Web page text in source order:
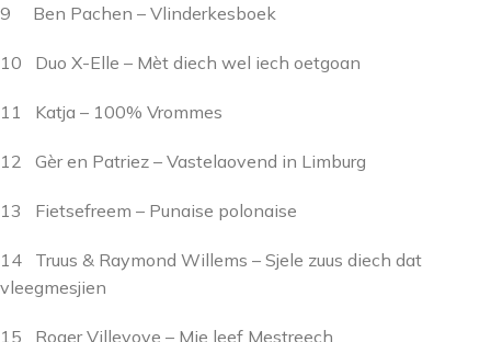
9 Ben Pachen – Vlinderkesboek
10 Duo X-Elle – Mèt diech wel iech oetgoan
11 Katja – 100% Vrommes
12 Gèr en Patriez – Vastelaovend in Limburg
13 Fietsefreem – Punaise polonaise
14 Truus & Raymond Willems – Sjele zuus diech dat
vleegmesjien
15 Roger Villevoye – Mie leef Mestreech